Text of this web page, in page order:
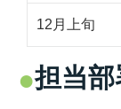
12月上旬
担当